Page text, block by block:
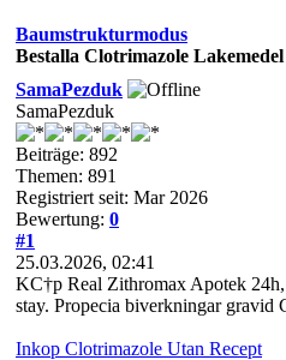
Baumstrukturmodus
Bestalla Clotrimazole Lakemedel
SamaPezduk
SamaPezduk
Beiträge: 892
Themen: 891
Registriert seit: Mar 2026
Bewertung: 0
#1
25.03.2026, 02:41
KС†p Real Zithromax Apotek
stay. Propecia biverkningar gravid
Inkop Clotrimazole Utan Recept